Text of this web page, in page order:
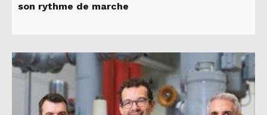
son rythme de marche